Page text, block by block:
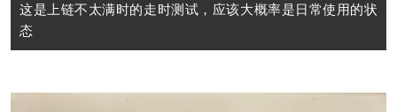
这是上链不太满时的走时测试，应该大概率是日常使用的状
态